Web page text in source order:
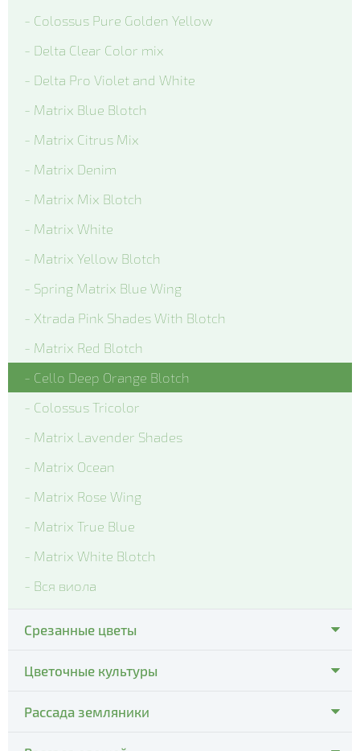
- Colossus Pure Golden Yellow
- Delta Clear Color mix
- Delta Pro Violet and White
- Matrix Blue Blotch
- Matrix Citrus Mix
- Matrix Denim
- Matrix Mix Blotch
- Matrix White
- Matrix Yellow Blotch
- Spring Matrix Blue Wing
- Xtrada Pink Shades With Blotch
- Matrix Red Blotch
- Cello Deep Orange Blotch
- Colossus Tricolor
- Matrix Lavender Shades
- Matrix Ocean
- Matrix Rose Wing
- Matrix True Blue
- Matrix White Blotch
- Вся виола
Срезанные цветы
- Тюльпаны
Цветочные культуры
- Все цветы
Рассада земляники
- Вся земляника